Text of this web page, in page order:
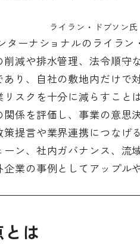
ライラン・ドブソン氏
ターナショナルのライラ
減や排水管理、法令順守
り、自社の敷地内だけで
スクを十分に減らすこと
関係を評価し、事業の意
提言や業界連携につなげ
ン、社内ガバナンス、流
業の事例としてアップル
は